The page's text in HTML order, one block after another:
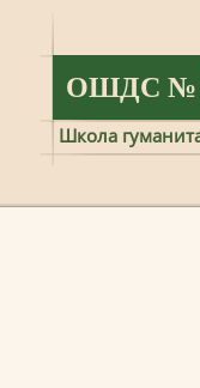
ОШДС №
Школа